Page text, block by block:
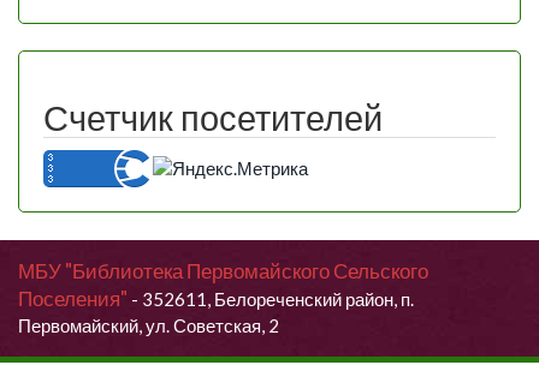
Счетчик посетителей
МБУ "Библиотека Первомайского Сельского
Поселения" - 352611, Белореченский район, п.
Первомайский, ул. Советская, 2